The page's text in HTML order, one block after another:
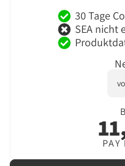
30 Tage
SEA nicht
PAY